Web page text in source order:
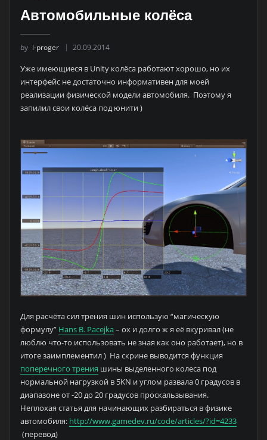
Автомобильные колёса
by l-proger 20.09.2014
Уже имеющиеся в Unity колёса работают хорошо, но их
интерфейс не достаточно информативен для моей
реализации физической модели автомобиля. Поэтому я
запилил свои колёса под юнити )
Для расчёта сил трения шин использую “магическую
формулу” Hans B. Pacejka– ох и долго ж я её вкуривал (не
люблю что-то использовать не зная как оно работает), но в
итоге заимплементил ) На скрине выводится функция
поперечного трения шины выделенного колеса под
нормальной нагрузкой в 5KN и углом развала 0 градусов в
диапазоне от -20 до 20 градусов проскальзывания.
Неплохая статья для начинающих разбираться в физике
автомобиля: http://www.gamedev.ru/code/articles/?id=4233
(перевод)